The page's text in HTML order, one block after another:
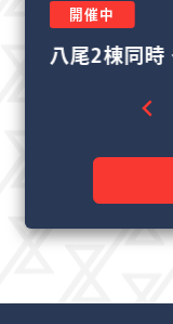
開催中
リフォーム